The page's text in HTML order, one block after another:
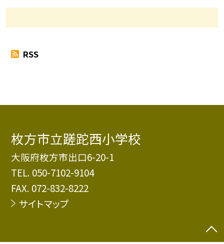
RSS
枚方市立蹉跎西小学校
大阪府枚方市出口6-20-1
TEL. 050-7102-9104
FAX. 072-832-8222
サイトマップ